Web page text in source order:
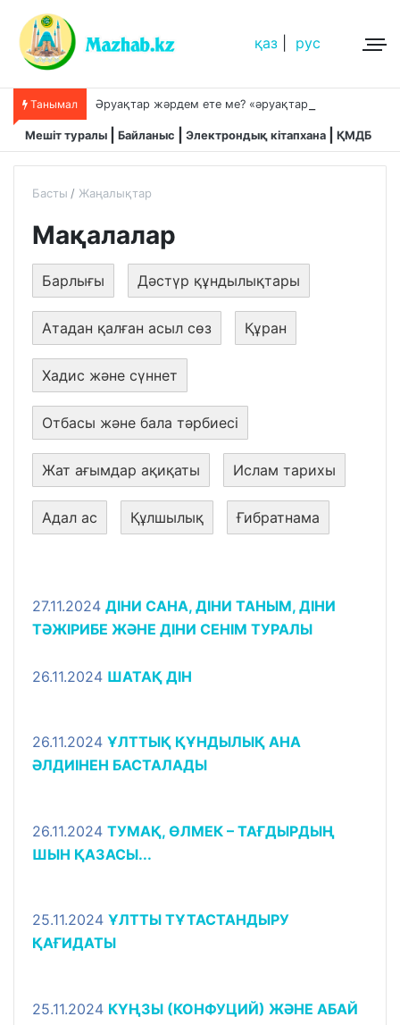
қаз рус
Танымал
Мешіт туралы Байланыс Электрондық кітапхана ҚМДБ
Басты Жаңалықтар
Мақалалар
Барлығы Дәстүр құндылықтары
Атадан қалған асыл сөз Құран
Хадис және сүннет
Отбасы және бала тәрбиесі
Жат ағымдар ақиқаты Ислам тарихы
Адал ас Құлшылық Ғибратнама
27.11.2024 ДІНИ САНА, ДІНИ ТАНЫМ, ДІНИ
ТӘЖІРИБЕ ЖӘНЕ ДІНИ СЕНІМ ТУРАЛЫ
26.11.2024 ШАТАҚ ДІН
26.11.2024 ҰЛТТЫҚ ҚҰНДЫЛЫҚ АНА
ӘЛДИІНЕН БАСТАЛАДЫ
26.11.2024 ТУМАҚ, ӨЛМЕК – ТАҒДЫРДЫҢ
ШЫН ҚАЗАСЫ...
25.11.2024 ҰЛТТЫ ТҰТАСТАНДЫРУ
ҚАҒИДАТЫ
25.11.2024 КҮҢЗЫ (КОНФУЦИЙ) ЖӘНЕ АБАЙ